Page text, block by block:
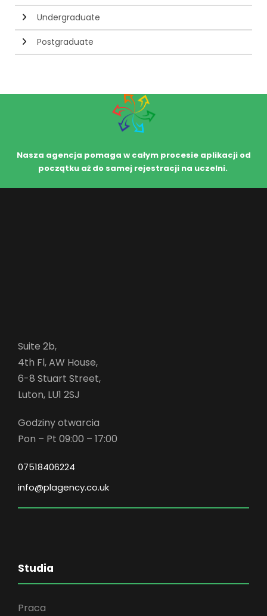
Undergraduate
Postgraduate
Nasza agencja pomaga w całym procesie aplikacji od
początku aż do samej rejestracji na uczelni.
Suite 2b,
4th Fl, AW House,
6-8 Stuart Street,
Luton, LU1 2SJ
Godziny otwarcia
Pon – Pt 09:00 – 17:00
07518406224
info@plagency.co.uk
Studia
Praca